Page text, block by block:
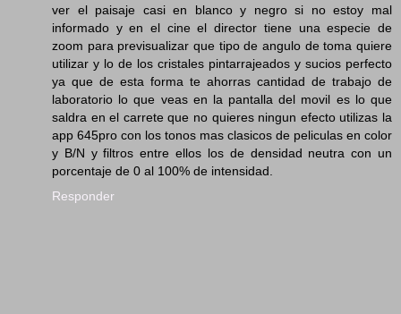
ver el paisaje casi en blanco y negro si no estoy mal
informado y en el cine el director tiene una especie de
zoom para previsualizar que tipo de angulo de toma quiere
utilizar y lo de los cristales pintarrajeados y sucios perfecto
ya que de esta forma te ahorras cantidad de trabajo de
laboratorio lo que veas en la pantalla del movil es lo que
saldra en el carrete que no quieres ningun efecto utilizas la
app 645pro con los tonos mas clasicos de peliculas en color
y B/N y filtros entre ellos los de densidad neutra con un
porcentaje de 0 al 100% de intensidad.
Responder